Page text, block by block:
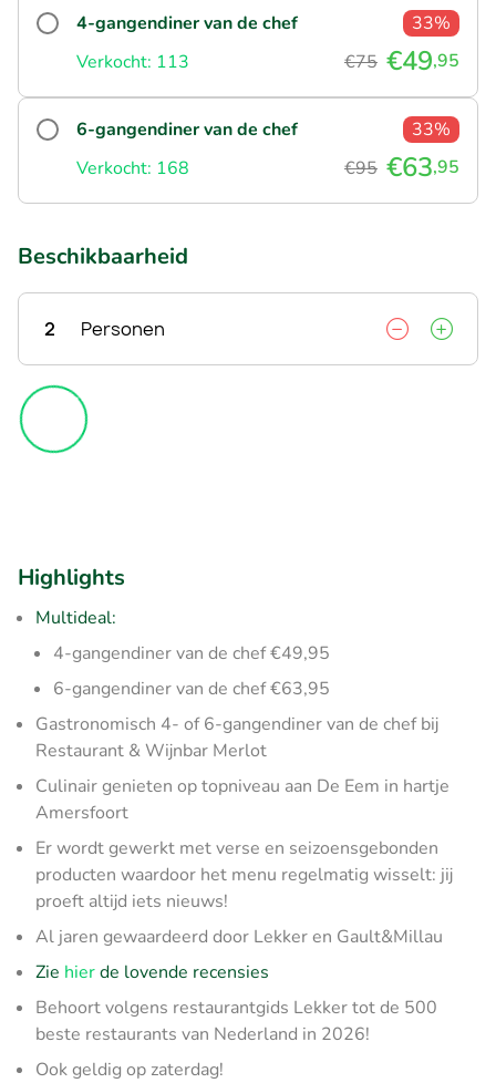
4-gangendiner van de chef
33%
Verkocht: 113
€75 €49,95
6-gangendiner van de chef
33%
Verkocht: 168
€95 €63,95
Beschikbaarheid
2 Personen
Highlights
Multideal:
4-gangendiner van de chef €49,95
6-gangendiner van de chef €63,95
Gastronomisch 4- of 6-gangendiner van de chef bij
Restaurant & Wijnbar Merlot
Culinair genieten op topniveau aan De Eem in hartje
Amersfoort
Er wordt gewerkt met verse en seizoensgebonden
producten waardoor het menu regelmatig wisselt: jij
proeft altijd iets nieuws!
Al jaren gewaardeerd door Lekker en Gault&Millau
Zie hierde lovende recensies
Behoort volgens restaurantgids Lekker tot de 500
beste restaurants van Nederland in 2026!
Ook geldig op zaterdag!